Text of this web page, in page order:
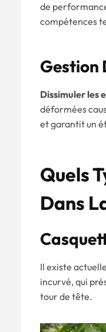
de
compétences
Gestion
Dissimuler les
déformées
et garantit un
Quels
Dans
Il existe
incurvé, qui
tour de tête.